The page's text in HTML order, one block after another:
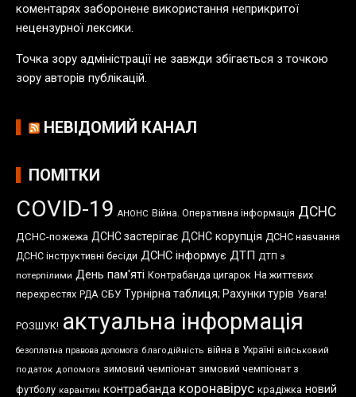
коментарях заборонене використання неприкритої
нецензурної лексики.
Точка зору адміністрації не завжди збігається з точкою
зору авторів публікацій.
НЕВІДОМИЙ КАНАЛ
ПОМІТКИ
COVID-19 АНОНС Війна. Оперативна інформація ДСНС
ДСНС-пожежа ДСНС застерігає ДСНС корупція ДСНС навчання
ДСНС інструктивні бесіди ДСНС інформує ДТП ДТП з
потерпілими День пам'яті Контрабанда цигарок На життєвих
перехрестях РДА СБУ Турнірна таблиця; Рахунки турів Увага!
РОЗШУК! актуальна інформація
безоплатна правова допомога благодійність війна в Україні військовий
податок допомога зимовий чемпіонат зимовий чемпіонат з
футболу карантин контрабанда коронавірус крадіжка новий